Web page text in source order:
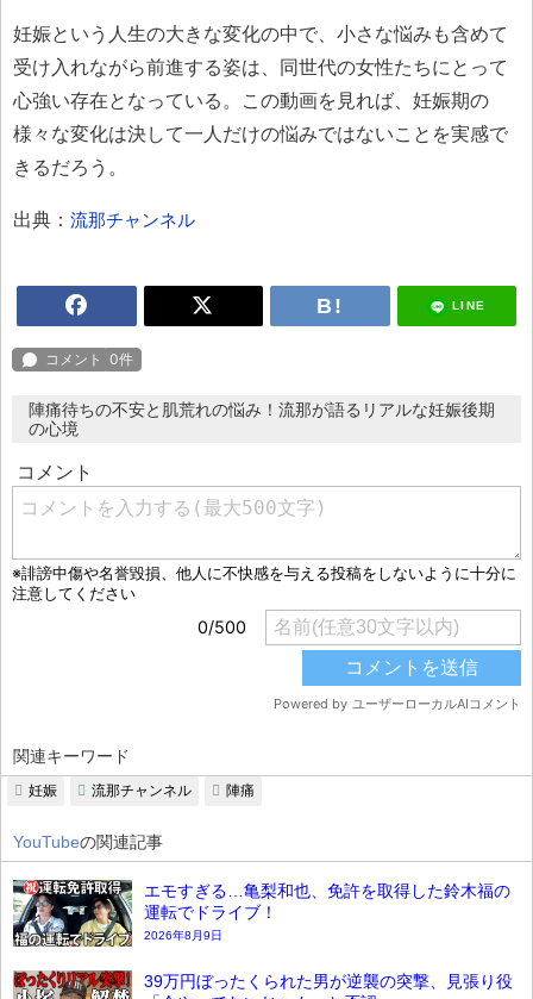
妊娠という人生の大きな変化の中で、小さな悩みも含めて
受け入れながら前進する姿は、同世代の女性たちにとって
心強い存在となっている。この動画を見れば、妊娠期の
様々な変化は決して一人だけの悩みではないことを実感で
きるだろう。
出典： 流那チャンネル
LINE
陣痛待ちの不安と肌荒れの悩み！流那が語るリアルな妊娠後期
の心境
関連キーワード
妊娠 流那チャンネル 陣痛
YouTubeの関連記事
エモすぎる…亀梨和也、免許を取得した鈴木福の
運転でドライブ！
2026年8月9日
39万円ぼったくられた男が逆襲の突撃、見張り役